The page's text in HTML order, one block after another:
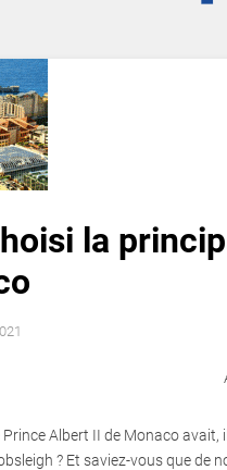
la
Albert II de Monaco avait,
? Et saviez-vous que